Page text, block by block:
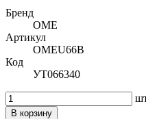
Бренд
OME
Артикул
OMEU66B
Код
УТ066340
В корзину